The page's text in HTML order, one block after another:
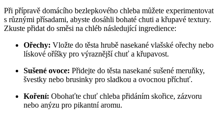
Při přípravě domácího bezlepkového chleba můžete experimentovat
s různými přísadami, abyste dosáhli bohaté chuti a křupavé textury.
Zkuste přidat do směsi na chléb následující ingredience:
Ořechy: Vložte do těsta hrubě nasekané vlašské ořechy nebo
lískové oříšky pro výraznější chuť a křupavost.
Sušené ovoce: Přidejte do těsta nasekané sušené meruňky,
švestky nebo brusinky pro sladkou a ovocnou příchuť.
Koření: Obohaťte chuť chleba přidáním skořice, zázvoru
nebo anýzu pro pikantní aromu.